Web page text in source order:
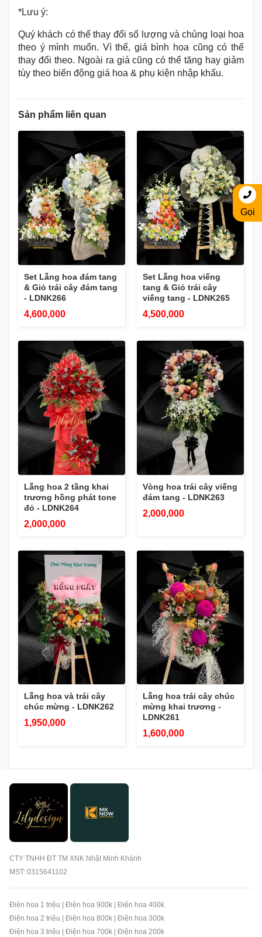
*Lưu ý:
Quý khách có thể thay đổi số lượng và chủng loại hoa
theo ý mình muốn. Vì thế, giá bình hoa cũng có thể
thay đổi theo. Ngoài ra giá cũng có thể tăng hay giảm
tùy theo biến động giá hoa & phụ kiện nhập khẩu.
Sản phẩm liên quan
Set Lẵng hoa đám tang
& Giỏ trái cây đám tang
- LDNK266
4,600,000
Set Lẵng hoa viếng
tang & Giỏ trái cây
viếng tang - LDNK265
4,500,000
Lẵng hoa 2 tầng khai
trương hồng phát tone
đỏ - LDNK264
2,000,000
Vòng hoa trái cây viếng
đám tang - LDNK263
2,000,000
Lẵng hoa và trái cây
chúc mừng - LDNK262
1,950,000
Lẵng hoa trái cây chúc
mừng khai trương -
LDNK261
1,600,000
CTY TNHH ĐT TM XNK Nhật Minh Khánh
MST: 0315641102
Điện hoa 1 triệu Điện hoa 900k
Điện hoa 400k
Điện hoa 2 triệu
Điện hoa 800k
Điện hoa 300k
Điện hoa 3 triệu
Điện hoa 700k
Điện hoa 200k
Gọi